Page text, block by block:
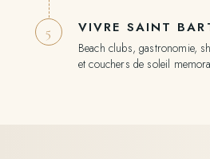
5 VIVRE SAINT
Beach clubs, gastronomie,
et couchers de soleil